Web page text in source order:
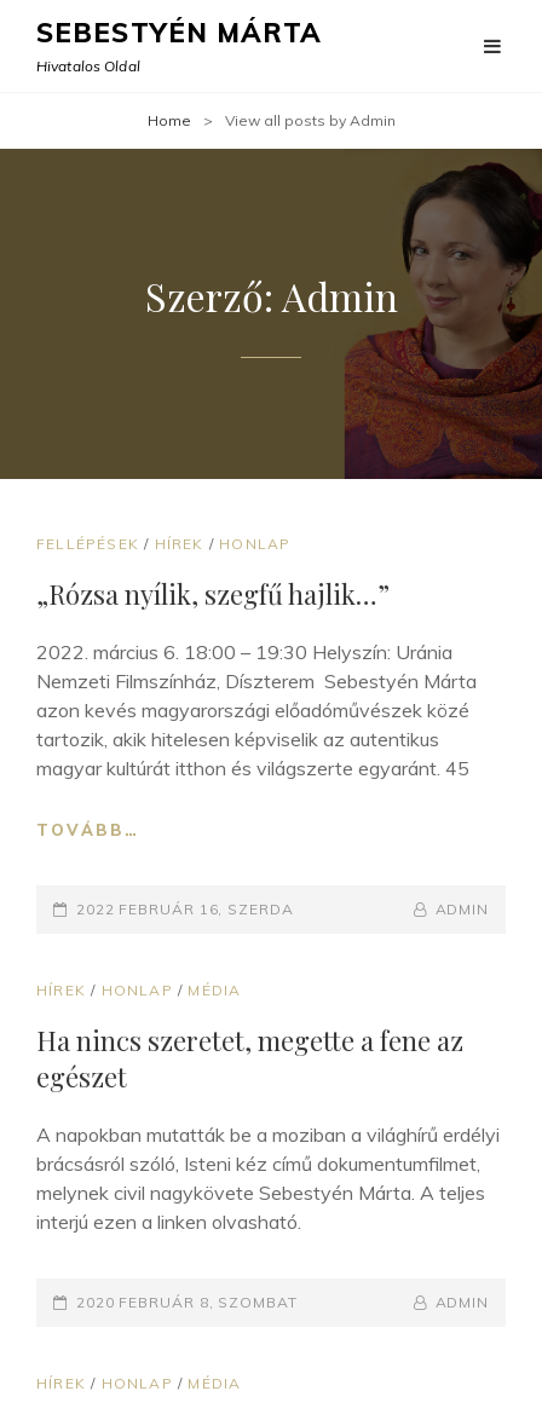
SEBESTYÉN MÁRTA
Hivatalos Oldal
Home > View all posts by Admin
Szerző: Admin
CAT
FELLÉPÉSEK / HÍREK / HONLAP
„Rózsa nyílik, szegfű hajlik…”
2022. március 6. 18:00 – 19:30 Helyszín: Uránia
Nemzeti Filmszínház, Díszterem Sebestyén Márta
azon kevés magyarországi előadóművészek közé
tartozik, akik hitelesen képviselik az autentikus
magyar kultúrát itthon és világszerte egyaránt. 45
TOVÁBB…
HAJLIK…”
POSTED-
2022 FEBRUÁR 16, SZERDA
BY
BYLINE
ADMIN
CAT
HÍREK / HONLAP / MÉDIA
Ha nincs szeretet, megette a fene az
egészet
A napokban mutatták be a moziban a világhírű erdélyi
brácsásról szóló, Isteni kéz című dokumentumfilmet,
melynek civil nagykövete Sebestyén Márta. A teljes
interjú ezen a linken olvasható.
POSTED-
2020 FEBRUÁR 8, SZOMBAT
BY
BYLINE
ADMIN
CAT
HÍREK / HONLAP / MÉDIA